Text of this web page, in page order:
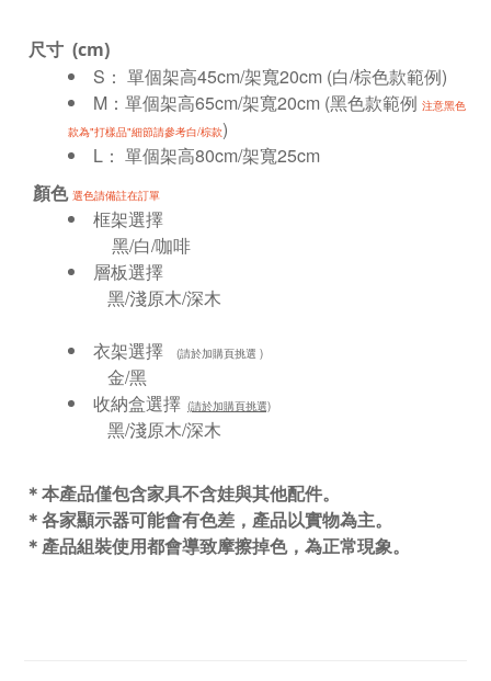
尺寸 (cm)
S： 單個架高45cm/架寬20cm (白/棕色款範例)
M：單個架高65cm/架寬20cm (黑色款範例 注意黑色
款為"打樣品"細節請參考白/棕款)
L： 單個架高80cm/架寬25cm
顏色 選色請備註在訂單
框架選擇
黑/白/咖啡
層板選擇
黑/淺原木/深木
衣架選擇 (請於加購頁挑選 )
金/黑
收納盒選擇 (請於加購頁挑選)
黑/淺原木/深木
＊本產品僅包含家具不含娃與其他配件。
＊各家顯示器可能會有色差，產品以實物為主。
＊產品組裝使用都會導致摩擦掉色，為正常現象。